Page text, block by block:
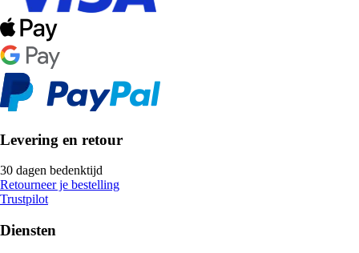
Levering en retour
30 dagen bedenktijd
Retourneer je bestelling
Trustpilot
Diensten